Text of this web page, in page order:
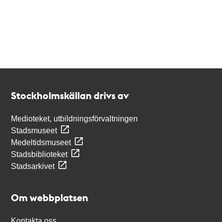
Stockholmskällan drivs av
Medioteket, utbildningsförvaltningen
Stadsmuseet
Medeltidsmuseet
Stadsbiblioteket
Stadsarkivet
Om webbplatsen